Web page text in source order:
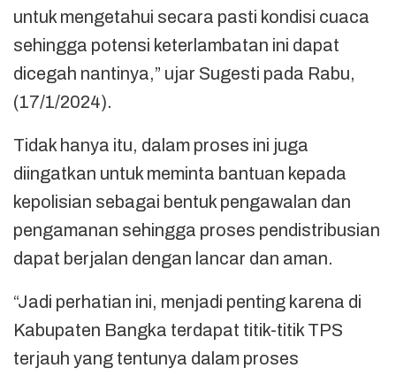
untuk mengetahui secara pasti kondisi cuaca
sehingga potensi keterlambatan ini dapat
dicegah nantinya,” ujar Sugesti pada Rabu,
(17/1/2024).
Tidak hanya itu, dalam proses ini juga
diingatkan untuk meminta bantuan kepada
kepolisian sebagai bentuk pengawalan dan
pengamanan sehingga proses pendistribusian
dapat berjalan dengan lancar dan aman.
“Jadi perhatian ini, menjadi penting karena di
Kabupaten Bangka terdapat titik-titik TPS
terjauh yang tentunya dalam proses